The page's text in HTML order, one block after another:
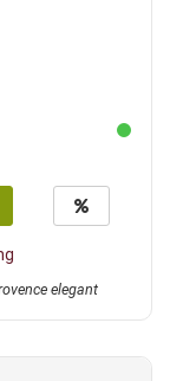
elegant